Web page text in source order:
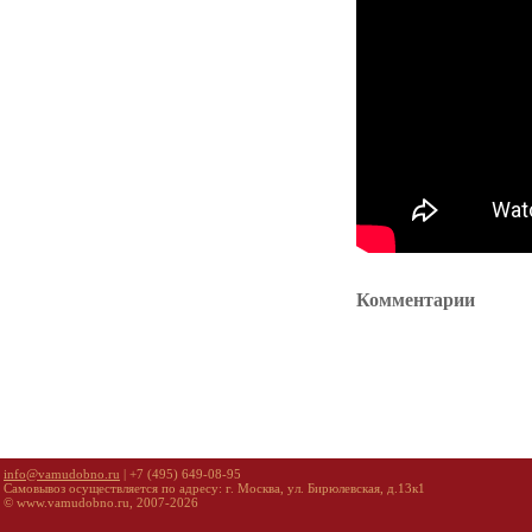
Комментарии
info@vamudobno.ru | +7 (495) 649-08-95
Самовывоз осуществляется по адресу: г. Москва, ул. Бирюлевская, д.13к1
© www.vamudobno.ru, 2007-2026